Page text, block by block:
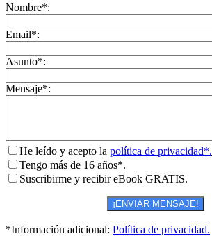
Nombre*:
Email*:
Asunto*:
Mensaje*:
He leído y acepto la política de privacidad*.
Tengo más de 16 años*.
Suscribirme y recibir eBook GRATIS.
*Información adicional: Política de privacidad.